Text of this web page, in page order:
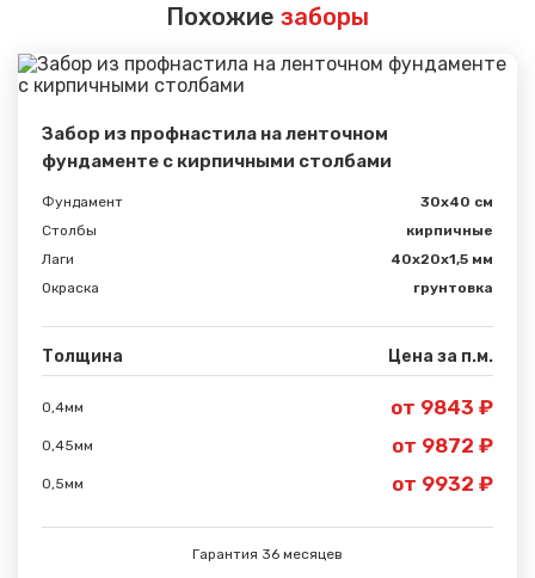
Похожие заборы
Забор из профнастила на ленточном
фундаменте с кирпичными столбами
Фундамент
30x40 см
Столбы
кирпичные
Лаги
40х20х1,5 мм
Окраска
грунтовка
Толщина Цена за п.м.
0,4мм от 9843 ₽
0,45мм от 9872 ₽
0,5мм от 9932 ₽
Гарантия 36 месяцев
Спасибо за обращение, наш специалист свяжется с